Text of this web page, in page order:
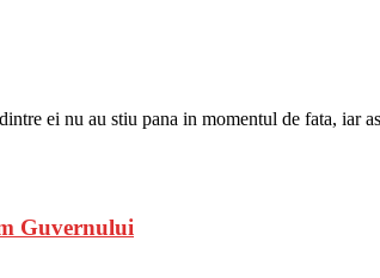
ei nu au stiu pana in momentul de fata, iar
Guvernului